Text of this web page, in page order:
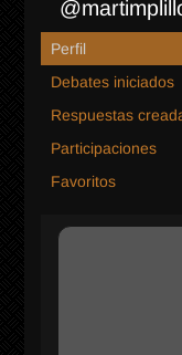
Perfil
Debates iniciados
Respuestas
Participaciones
Favoritos